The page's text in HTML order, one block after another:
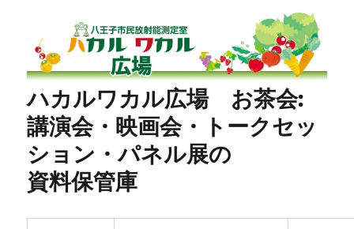
ハカルワカル広場 お茶会:
講演会・映画会・トークセッ
ション・パネル展の
資料保管庫